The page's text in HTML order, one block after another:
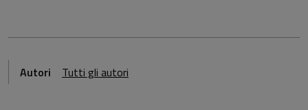
Autori Tutti gli autori